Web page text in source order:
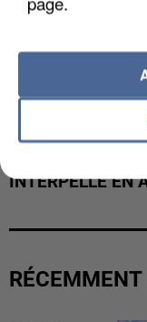
INTERPELLÉ EN
RÉCEMMENT